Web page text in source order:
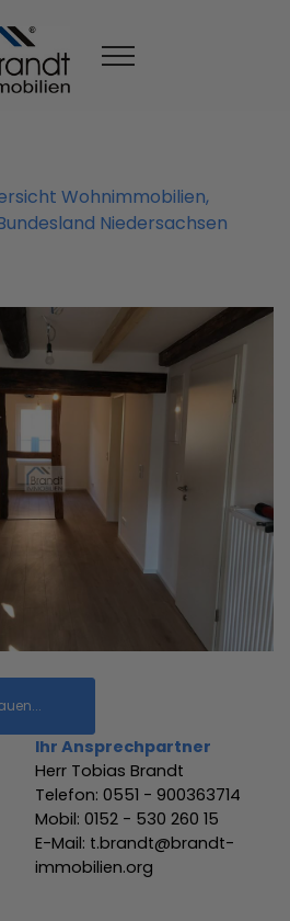
Wohnimmobilien,
Niedersachsen
Ihr Ansprechpartner
Herr Tobias Brandt
Telefon: 0551 - 900363714
Mobil: 0152 - 530 260 15
E-Mail: t.brandt@brandt-
immobilien.org